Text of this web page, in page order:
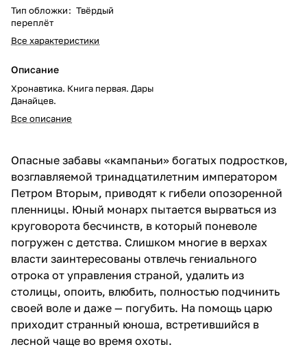
Тип обложки: Твёрдый
переплёт
Все характеристики
Описание
Хронавтика. Книга первая. Дары
Данайцев.
Все описание
Опасные забавы «кампаньи» богатых подростков,
возглавляемой тринадцатилетним императором
Петром Вторым, приводят к гибели опозоренной
пленницы. Юный монарх пытается вырваться из
круговорота бесчинств, в который поневоле
погружен с детства. Слишком многие в верхах
власти заинтересованы отвлечь гениального
отрока от управления страной, удалить из
столицы, опоить, влюбить, полностью подчинить
своей воле и даже — погубить. На помощь царю
приходит странный юноша, встретившийся в
лесной чаще во время охоты.